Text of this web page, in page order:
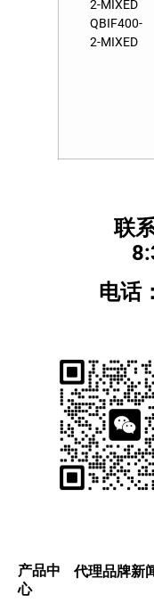
2-MIXED
QBIF400-
2-MIXED
联
电话
产品中
心
代理品牌新